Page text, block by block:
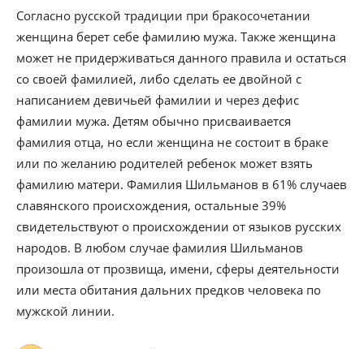
Согласно русской традиции при бракосочетании
женщина берет себе фамилию мужа. Также женщина
может не придерживаться данного правила и остаться
со своей фамилией, либо сделать ее двойной с
написанием девичьей фамилии и через дефис
фамилии мужа. Детям обычно присваивается
фамилия отца, но если женщина не состоит в браке
или по желанию родителей ребенок может взять
фамилию матери. Фамилия Шильманов в 61% случаев
славянского происхождения, остальные 39%
свидетельствуют о происхождении от языков русских
народов. В любом случае фамилия Шильманов
произошла от прозвища, имени, сферы деятельности
или места обитания дальних предков человека по
мужской линии.